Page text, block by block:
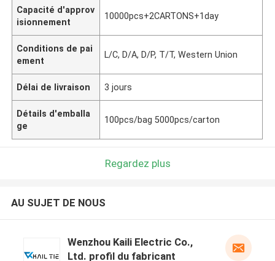
Capacité d'approv
isionnement
10000pcs+2CARTONS+1day
Conditions de pai
ement
L/C, D/A, D/P, T/T, Western Union
Délai de livraison 3 jours
Détails d'emballa
ge
100pcs/bag 5000pcs/carton
Regardez plus
AU SUJET DE NOUS
Wenzhou Kaili Electric Co.,
Ltd. profil du fabricant